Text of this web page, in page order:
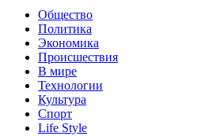
Общество
Политика
Экономика
Происшествия
В мире
Технологии
Культура
Спорт
Life Style